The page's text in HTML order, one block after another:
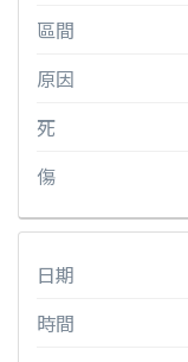
區間
原因
死
傷
日期
時間